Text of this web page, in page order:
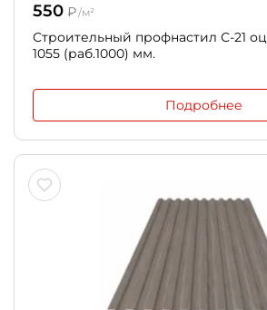
550 ₽/м²
Строительный профнастил С-21
1055 (раб.1000) мм.
Подробнее